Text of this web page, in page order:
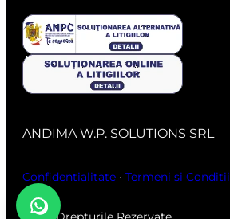
ANDIMA W.P. SOLUTIONS SRL
Confidentialitate · Termeni si Conditii